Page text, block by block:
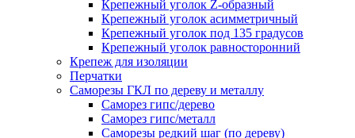
Крепежный уголок Z-образный
Крепежный уголок асимметричный
Крепежный уголок под 135 градусов
Крепежный уголок равносторонний
Крепеж для изоляции
Перчатки
Саморезы ГКЛ по дереву и металлу
Саморез гипс/дерево
Саморез гипс/металл
Саморезы редкий шаг (по дереву)